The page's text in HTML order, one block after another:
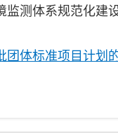
监测体系规范化建
团体标准项目计划